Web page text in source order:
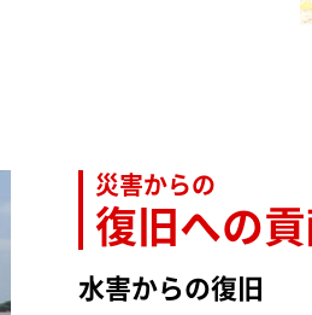
災害からの
復旧への
水害からの復旧